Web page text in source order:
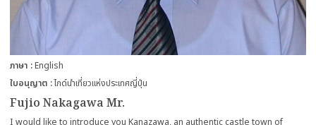
Fujio Nakagawa Mr.
ภาษา English
ใบอนุญาต ไกด์นำเที่ยวแห่งประเทศญี่ปุ่น